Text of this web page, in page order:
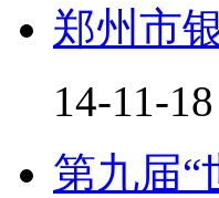
郑州市
14-11-18
第九届“